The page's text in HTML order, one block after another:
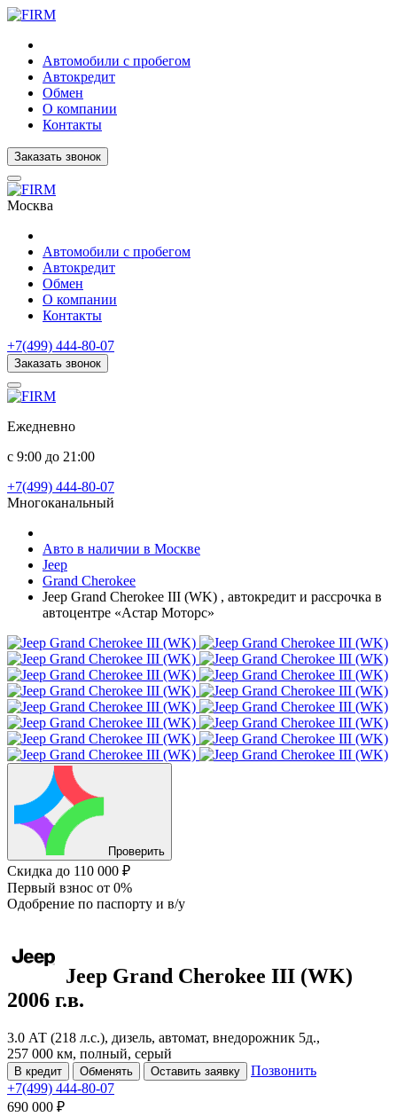
Автомобили с пробегом
Автокредит
Обмен
О компании
Контакты
Заказать звонок
Москва
Автомобили с пробегом
Автокредит
Обмен
О компании
Контакты
+7(499) 444-80-07
Заказать звонок
Ежедневно
с 9:00 до 21:00
+7(499) 444-80-07
Многоканальный
Авто в наличии в Москве
Jeep
Grand Cherokee
Jeep Grand Cherokee III (WK) , автокредит и рассрочка в
автоцентре «Астар Моторс»
Проверить
Скидка до 110 000 ₽
Первый взнос от 0%
Одобрение по паспорту и в/у
Jeep Grand Cherokee III (WK)
2006 г.в.
3.0 АТ (218 л.с.), дизель, автомат, внедорожник 5д.,
257 000 км, полный, серый
В кредит Обменять Оставить заявку
Позвонить
+7(499) 444-80-07
690 000 ₽